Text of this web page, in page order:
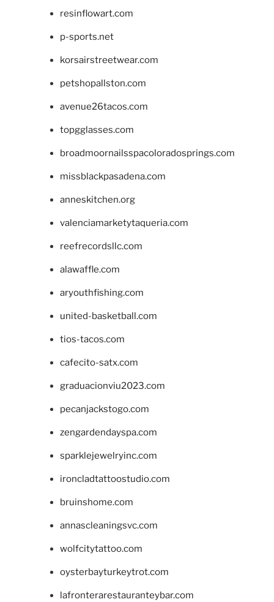
resinflowart.com
p-sports.net
korsairstreetwear.com
petshopallston.com
avenue26tacos.com
topgglasses.com
broadmoornailsspacoloradosprings.com
missblackpasadena.com
anneskitchen.org
valenciamarketytaqueria.com
reefrecordsllc.com
alawaffle.com
aryouthfishing.com
united-basketball.com
tios-tacos.com
cafecito-satx.com
graduacionviu2023.com
pecanjackstogo.com
zengardendayspa.com
sparklejewelryinc.com
ironcladtattoostudio.com
bruinshome.com
annascleaningsvc.com
wolfcitytattoo.com
oysterbayturkeytrot.com
lafronterarestauranteybar.com